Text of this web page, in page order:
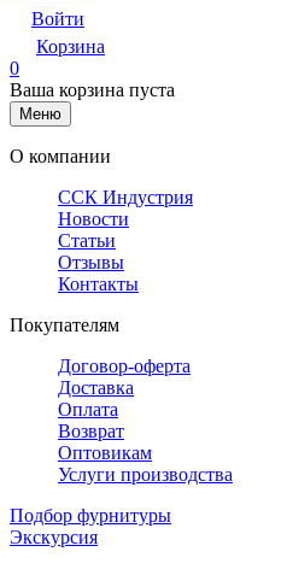
Войти
Корзина
0
Ваша корзина пуста
Меню
О компании
ССК Индустрия
Новости
Статьи
Отзывы
Контакты
Покупателям
Договор-оферта
Доставка
Оплата
Возврат
Оптовикам
Услуги производства
Подбор фурнитуры
Экскурсия